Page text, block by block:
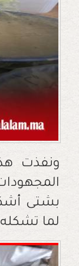
ونفذت
بشتى
لما